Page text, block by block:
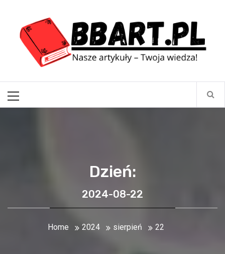
contentBBart.pl
Menu
Dzień:
2024-08-22
Home 2024 sierpień 22